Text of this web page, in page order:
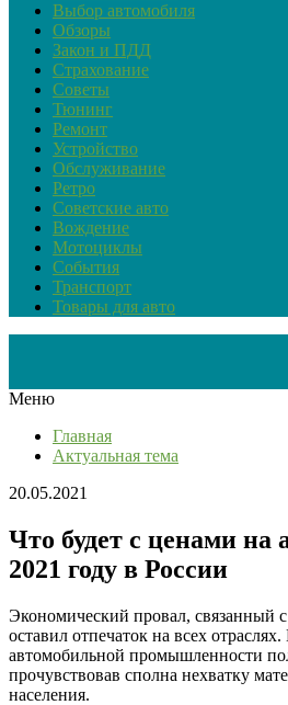
Выбор автомобиля
Обзоры
Закон и ПДД
Страхование
Советы
Тюнинг
Ремонт
Устройство
Обслуживание
Ретро
Советские авто
Вождение
Мотоциклы
События
Транспорт
Товары для авто
Меню
Главная
Актуальная тема
20.05.2021
Что будет с ценами на
2021 году в России
Экономический провал, связанный
оставил отпечаток на всех
автомобильной промышленности
прочувствовав сполна нехватку
населения.